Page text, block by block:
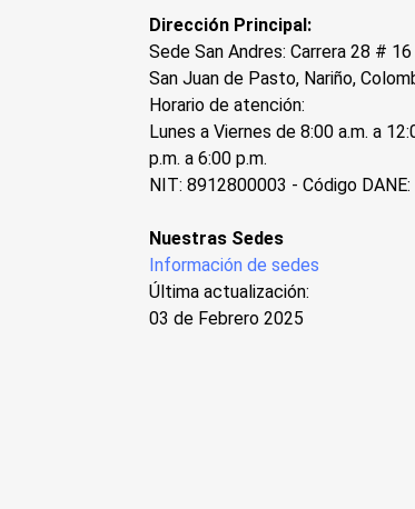
Dirección Principal:
Sede San Andres: Carrera 28 #
San Juan de Pasto, Nariño,
Horario de atención:
Lunes a Viernes de 8:00 a.m. a
p.m. a 6:00 p.m.
NIT: 8912800003 - Código DANE:
Nuestras Sedes
Información de sedes
Última actualización:
03 de Febrero 2025